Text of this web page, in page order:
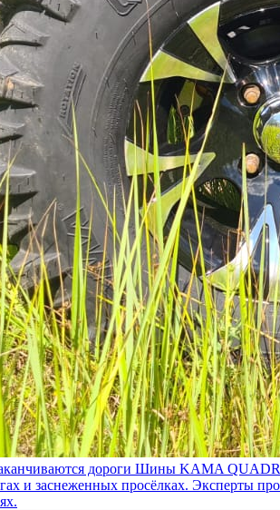
дороги Шины KAMA QUADRO
и заснеженных просёлках. Эксперты